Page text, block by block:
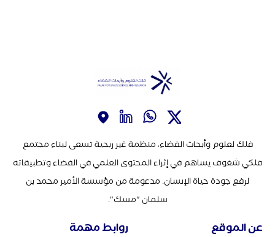
فلك لعلوم وأبحاث الفضاء، منظمة غير ربحية تسعى لبناء مجتمع
فلكي شغوف يساهم في إثراء المحتوى العلمي في الفضاء وتطبيقاته
لرفع جودة حياة الإنسان. مدعومة من مؤسسة الأمير محمد بن
سلمان "مسك".
عن الموقع روابط مهمة